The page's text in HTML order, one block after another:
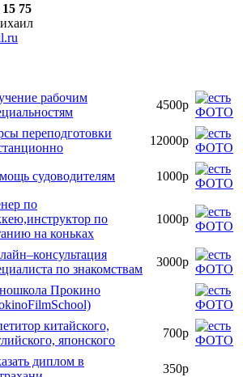
75
рабочим
4500р
переподготовки
12000р
судоводителям 1000р
по
по
на коньках
1000р
по знакомствам
3000р
Прокино
китайского,
японского
700р
диплом в
350р